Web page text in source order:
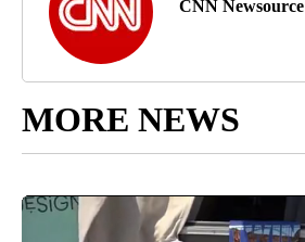
CNN Newsource
MORE NEWS